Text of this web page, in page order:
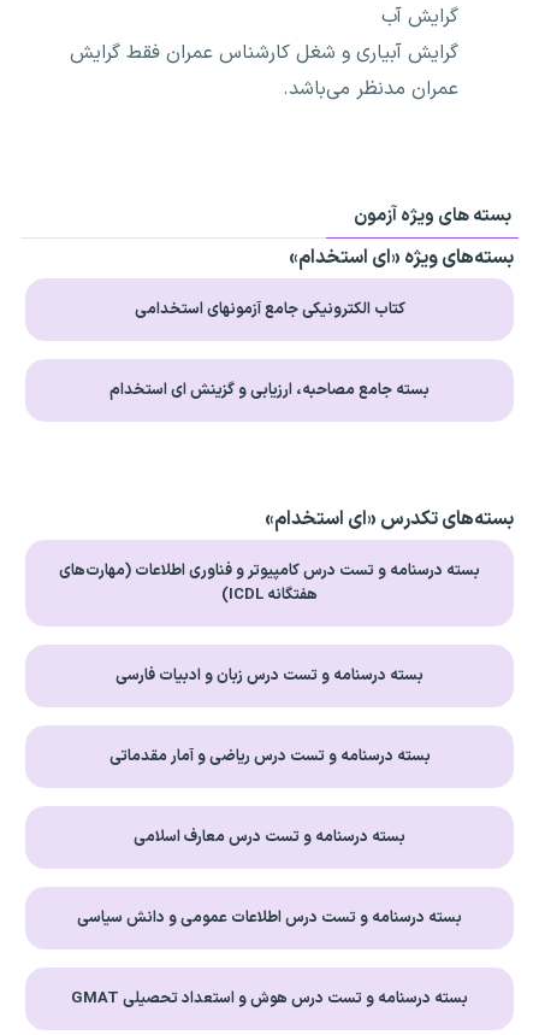
گرایش آب
گرایش آبیاری و شغل کارشناس عمران فقط گرایش
عمران مدنظر می‌باشد.
بسته های ویژه آزمون
بسته‌های ویژه «ای استخدام»
کتاب الکترونیکی جامع آزمونهای استخدامی
بسته جامع مصاحبه، ارزیابی و گزینش ای استخدام
بسته‌های تکدرس «ای استخدام»
بسته درسنامه و تست درس کامپیوتر و فناوری اطلاعات (مهارت‌های
هفتگانه ICDL)
بسته درسنامه و تست درس زبان و ادبیات فارسی
بسته درسنامه و تست درس ریاضی و آمار مقدماتی
بسته درسنامه و تست درس معارف اسلامی
بسته درسنامه و تست درس اطلاعات عمومی و دانش سیاسی
بسته درسنامه و تست درس هوش و استعداد تحصیلی GMAT